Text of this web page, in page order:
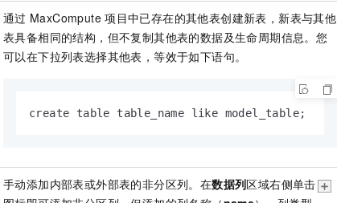
通过 MaxCompute 项目中已存在的其他表创建新表，新表与其他
表具备相同的结构，但不复制其他表的数据及生命周期信息。您
可以在下拉列表选择其他表，等效于如下语句。
create table table_name like model_table;
手动添加内部表或外部表的非分区列。在数据列区域右侧单击